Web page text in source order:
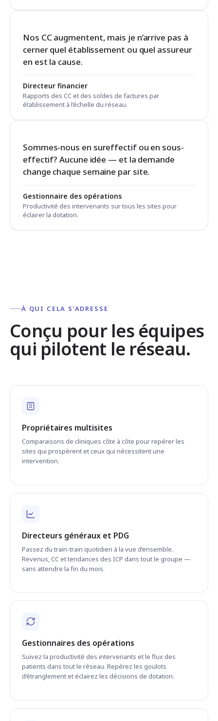
Nos CC augmentent, mais je n’arrive pas à
cerner quel établissement ou quel assureur
en est la cause.
Directeur financier
Rapports des CC et des soldes de factures par
établissement à l’échelle du réseau.
Sommes-nous en sureffectif ou en sous-
effectif? Aucune idée — et la demande
change chaque semaine par site.
Gestionnaire des opérations
Productivité des intervenants sur tous les sites pour
éclairer la dotation.
À QUI CELA S’ADRESSE
Conçu pour les équipes
qui pilotent le réseau.
Propriétaires multisites
Comparaisons de cliniques côte à côte pour repérer les
sites qui prospèrent et ceux qui nécessitent une
intervention.
Directeurs généraux et PDG
Passez du train-train quotidien à la vue d’ensemble.
Revenus, CC et tendances des ICP dans tout le groupe —
sans attendre la fin du mois.
Gestionnaires des opérations
Suivez la productivité des intervenants et le flux des
patients dans tout le réseau. Repérez les goulots
d’étranglement et éclairez les décisions de dotation.